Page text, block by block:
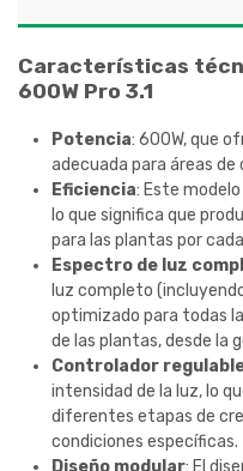
Características
600W Pro 3.1
Potencia: 600W, que
adecuada para áreas
Eficiencia: Este
lo que significa que
para las plantas por
Espectro de luz
luz completo
optimizado para todas
de las plantas, desde la
Controlador
intensidad de la luz, lo
diferentes etapas de
condiciones específicas.